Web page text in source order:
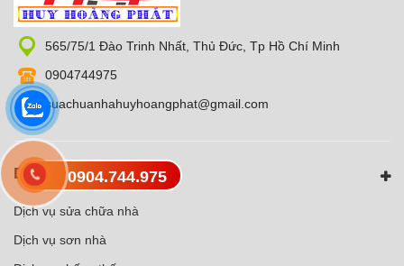
565/75/1 Đào Trinh Nhất, Thủ Đức, Tp Hồ Chí Minh
0904744975
suachuanhahuyhoangphat@gmail.com
DỊCH VỤ NỖI BẬT
Dịch vụ sửa chữa nhà
Dịch vụ sơn nhà
0904.744.975